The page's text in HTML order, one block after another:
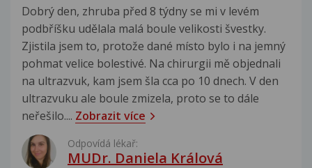
Dobrý den, zhruba před 8 týdny se mi v levém
podbříšku udělala malá boule velikosti švestky.
Zjistila jsem to, protože dané místo bylo i na jemný
pohmat velice bolestivé. Na chirurgii mě objednali
na ultrazvuk, kam jsem šla cca po 10 dnech. V den
ultrazvuku ale boule zmizela, proto se to dále
neřešilo.... Zobrazit více
Odpovídá lékař:
MUDr. Daniela Králová